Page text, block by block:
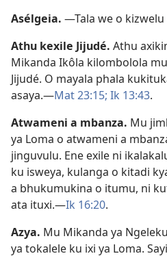
Asélgeia. —Tala we o kizwelu
Athu kexile Jijudé. Athu
Mikanda Ikôla kilombolola
Jijudé. O mayala phala
asaya.—Mat 23:15; Ik 13:43.
Atwameni a mbanza. Mu
ya Loma o atwameni a
jinguvulu. Ene exile ni
ku isweya, kulanga o kitadi
a bhukumukina o itumu, ni
ata ituxi.—Ik 16:20.
Azya. Mu Mikanda ya
ya tokalele ku ixi ya Loma.